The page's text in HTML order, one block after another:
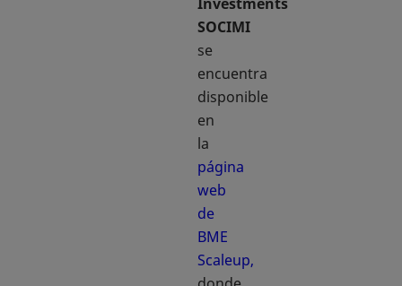
SOCIMI
se
encuentra
disponible
en
la
página
web
de
BME
Scaleup,